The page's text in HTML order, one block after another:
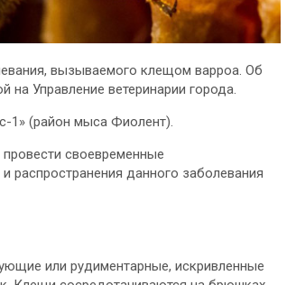
вызываемого клещом варроа. Об
Управление ветеринарии города.
1» (район мыса Фиолент).
своевременные
распространения данного заболевания
или рудиментарные, искривленные